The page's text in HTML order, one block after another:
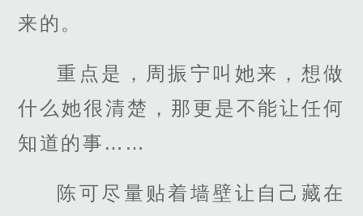
来的。
重点是，周振宁叫她来，想做
什么她很清楚，那更是不能让任何
知道的事……
陈可尽量贴着墙壁让自己藏在